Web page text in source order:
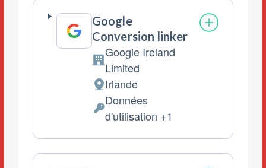
Google
Conversion linker
Entreprise:
Google Ireland
Limited
Lieu
de
traitement
:
Irlande
Données
Données
d'utilisation +1